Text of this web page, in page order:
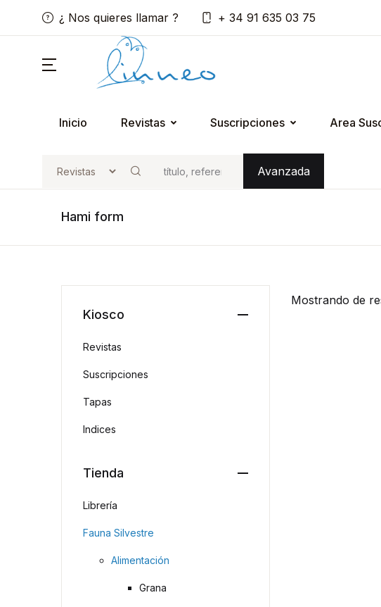
¿ Nos quieres llamar ? + 34 91 635 03 75
Inicio Revistas Suscripciones Area
Buscar
Avanzada
Hami form
Mostrando de
Kiosco
Revistas
Suscripciones
Tapas
Indices
Tienda
Librería
Fauna Silvestre
Alimentación
Grana